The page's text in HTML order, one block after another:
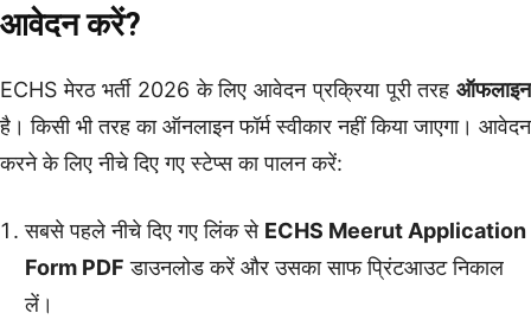
आवेदन करें?
ECHS मेरठ भर्ती 2026 के लिए आवेदन प्रक्रिया पूरी तरह ऑफलाइन
है। किसी भी तरह का ऑनलाइन फॉर्म स्वीकार नहीं किया जाएगा। आवेदन
करने के लिए नीचे दिए गए स्टेप्स का पालन करें:
सबसे पहले नीचे दिए गए लिंक से ECHS Meerut Application
Form PDF डाउनलोड करें और उसका साफ प्रिंटआउट निकाल
लें।